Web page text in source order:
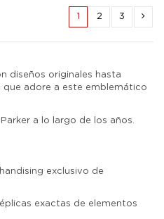
1 2 3
diseños originales hasta
adore a este emblemático
a lo largo de los años.
exclusivo de
exactas de elementos